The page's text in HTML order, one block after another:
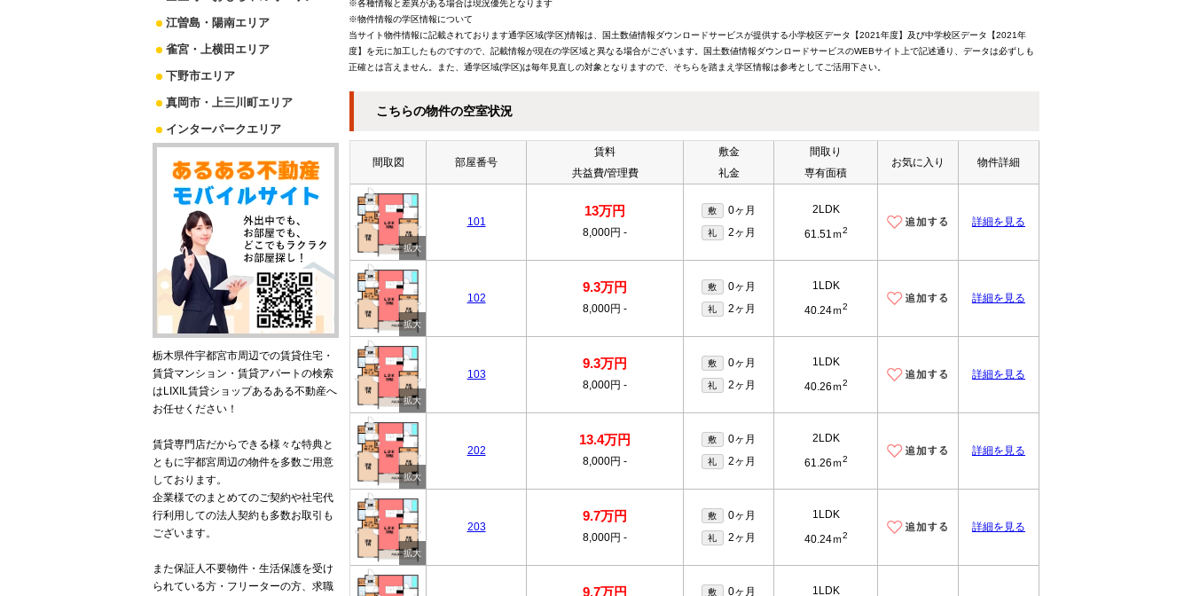
※各種情報と差異がある場合は現況優先となります
※物件情報の学区情報について
当サイト物件情報に記載されております通学区域(学区)情報は、国土数値情報ダウンロードサービスが提供する小学校区データ【2021年度】及び中学校区データ【2021年
度】を元に加工したものですので、記載情報が現在の学区域と異なる場合がございます。国土数値情報ダウンロードサービスのWEBサイト上で記述通り、データは必ずしも
正確とは言えません。また、通学区域(学区)は毎年見直しの対象となりますので、そちらを踏まえ学区情報は参考としてご活用下さい。
こちらの物件の空室状況
間取図 部屋番号
賃料
共益費/管理費
敷金
礼金
間取り
専有面積
お気に入り 物件詳細
101
13万円
8,000円 -
敷 0ヶ月
礼 2ヶ月
2LDK
61.51ｍ2
詳細を見る
102
9.3万円
8,000円 -
敷 0ヶ月
礼 2ヶ月
1LDK
40.24ｍ2
詳細を見る
103
9.3万円
8,000円 -
敷 0ヶ月
礼 2ヶ月
1LDK
40.26ｍ2
詳細を見る
202
13.4万円
8,000円 -
敷 0ヶ月
礼 2ヶ月
2LDK
61.26ｍ2
詳細を見る
203
9.7万円
8,000円 -
敷 0ヶ月
礼 2ヶ月
1LDK
40.24ｍ2
詳細を見る
9.7万円 敷 0ヶ月 1LDK
江曽島・陽南エリア
雀宮・上横田エリア
下野市エリア
真岡市・上三川町エリア
インターパークエリア
栃木県件宇都宮市周辺での賃貸住宅・
賃貸マンション・賃貸アパートの検索
はLIXIL賃貸ショップあるある不動産へ
お任せください！
賃貸専門店だからできる様々な特典と
ともに宇都宮周辺の物件を多数ご用意
しております。
企業様でのまとめてのご契約や社宅代
行利用しての法人契約も多数お取引も
ございます。
また保証人不要物件・生活保護を受け
られている方・フリーターの方、求職